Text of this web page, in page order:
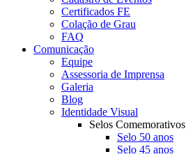
Certificados FE
Colação de Grau
FAQ
Comunicação
Equipe
Assessoria de Imprensa
Galeria
Blog
Identidade Visual
Selos Comemorativos
Selo 50 anos
Selo 45 anos